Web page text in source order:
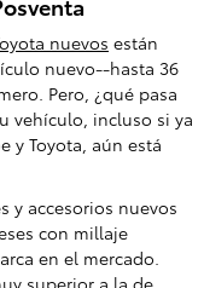
nuevos están
nuevo--hasta 36
Pero, ¿qué pasa
vehículo, incluso si ya
y Toyota, aún está
y accesorios nuevos
con millaje
en el mercado.
superior a la de